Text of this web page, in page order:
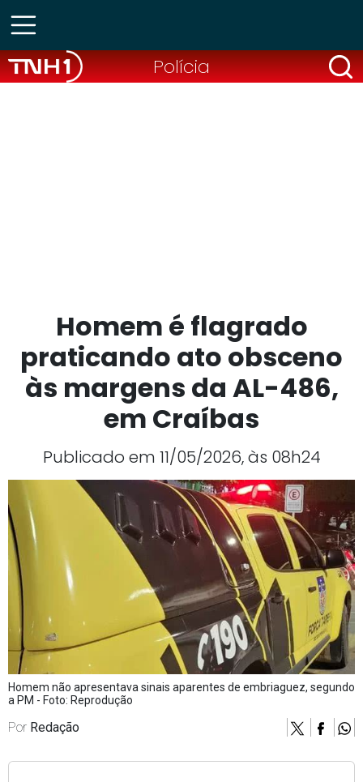
Polícia
Homem é flagrado
praticando ato obsceno
às margens da AL-486,
em Craíbas
Publicado em 11/05/2026, às 08h24
Homem não apresentava sinais aparentes de embriaguez, segundo
a PM - Foto: Reprodução
Por Redação